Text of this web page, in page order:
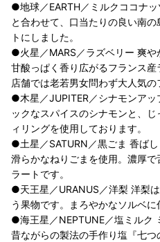
●地球／EARTH／ミルクココナ
と合わせて、口当たりの良い南
トにしました。
●火星／MARS／ラズベリー 爽や
甘酸っぱく香り広がるフランス産
店舗では老若男女問わず大人気の
●木星／JUPITER／シナモンア
ックなスパイスのシナモンと、
ィリングを使用しております。
●土星／SATURN／黒ごま 香ば
滑らかなねりごまを使用。濃厚
ラートです。
●天王星／URANUS／洋梨 洋梨
う果物です。まろやかなソルベに
●海王星／NEPTUNE／塩ミルク
昔ながらの製法の手作り塩『七つ